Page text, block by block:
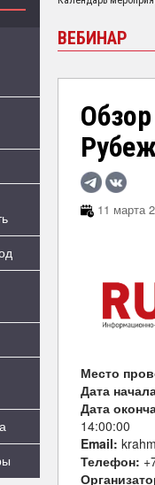
ВЕБИНАР
11 марта
Место
Дата
Дата
14:00:00
Email:
Телефон: